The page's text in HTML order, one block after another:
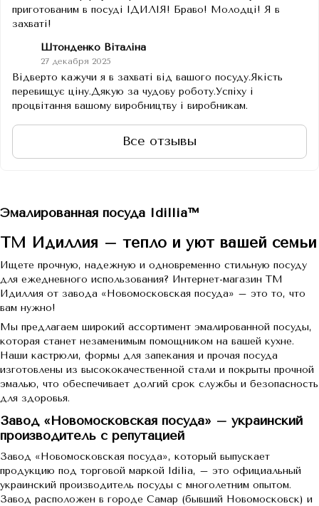
приготованим в посуді ІДИЛІЯ! Браво! Молодці! Я в
захваті!
Штонденко Віталіна
27 декабря 2025
Відверто кажучи я в захваті від вашого посуду.Якість
перевищує ціну.Дякую за чудову роботу.Успіху і
процвітання вашому виробництву і виробникам.
Все отзывы
Эмалированная посуда Idillia™
ТМ Идиллия – тепло и уют вашей семьи
Ищете прочную, надежную и одновременно стильную посуду
для ежедневного использования? Интернет-магазин ТМ
Идиллия от завода «Новомосковская посуда» – это то, что
вам нужно!
Мы предлагаем широкий ассортимент эмалированной посуды,
которая станет незаменимым помощником на вашей кухне.
Наши кастрюли, формы для запекания и прочая посуда
изготовлены из высококачественной стали и покрыты прочной
эмалью, что обеспечивает долгий срок службы и безопасность
для здоровья.
Завод «Новомосковская посуда» – украинский
производитель с репутацией
Завод «Новомосковская посуда», который выпускает
продукцию под торговой маркой Idilia, – это официальный
украинский производитель посуды с многолетним опытом.
Завод расположен в городе Самар (бывший Новомосковск) и